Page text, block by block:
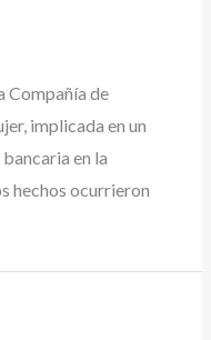
Compañía de
implicada en un
en la
hechos ocurrieron